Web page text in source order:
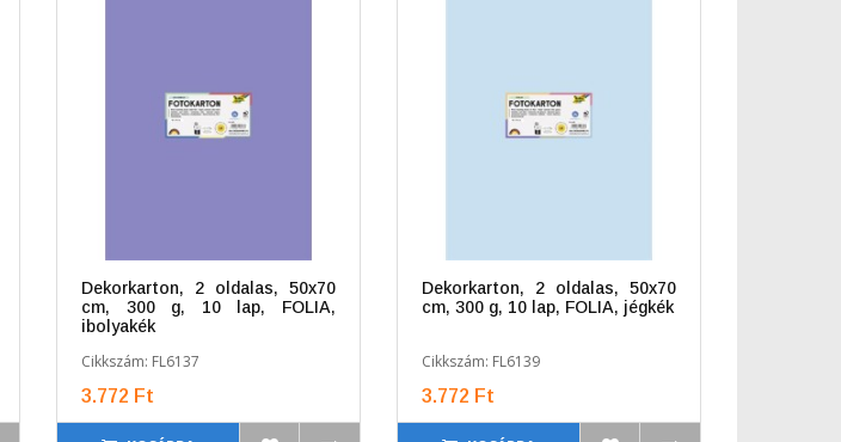
Dekorkarton, 2 oldalas, 50x70
cm, 300 g, 10 lap, FOLIA,
ibolyakék
Cikkszám: FL6137
3.772 Ft
Dekorkarton, 2 oldalas, 50x70
cm, 300 g, 10 lap, FOLIA, jégkék
Cikkszám: FL6139
3.772 Ft